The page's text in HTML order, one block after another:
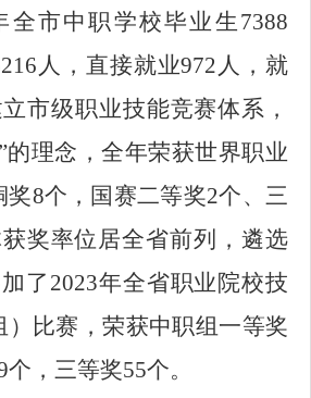
全市中职学校毕业生7388
人，直接就业972人，就
市级职业技能竞赛体系，
的理念，全年荣获世界职业
奖8个，国赛二等奖2个、三
奖率位居全省前列，遴选
了2023年全省职业院校技
）比赛，荣获中职组一等奖
，三等奖55个。